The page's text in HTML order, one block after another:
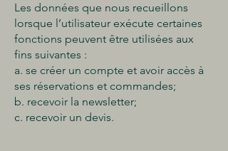
Les données que nous recueillons
lorsque l’utilisateur exécute certaines
fonctions peuvent être utilisées aux
fins suivantes :
a. se créer un compte et avoir accès à
ses réservations et commandes;
b. recevoir la newsletter;
c. recevoir un devis.